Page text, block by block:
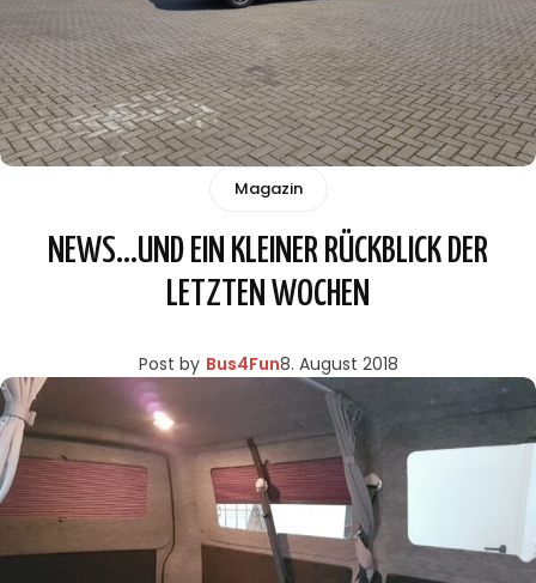
Magazin
NEWS…UND EIN KLEINER RÜCKBLICK DER
LETZTEN WOCHEN
Post by Bus4Fun8. August 2018